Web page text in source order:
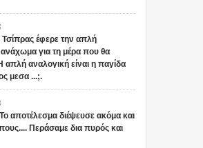
έφερε την απλή
για τη μέρα που θα
απλή αναλογική είναι η παγίδα
μεσα ...;.
αποτέλεσμα διέψευσε ακόμα και
Περάσαμε δια πυρός και